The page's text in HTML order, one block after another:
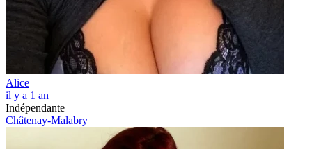
Alice
il y a 1 an
Indépendante
Châtenay-Malabry